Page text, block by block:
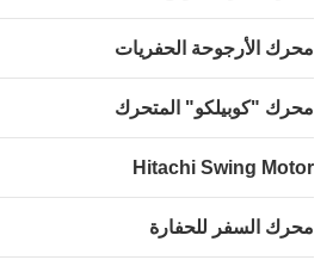
الأرجوحة الحفريات
"كوبيلكو" المتحرك
Hitachi Swing
السفر للحفارة